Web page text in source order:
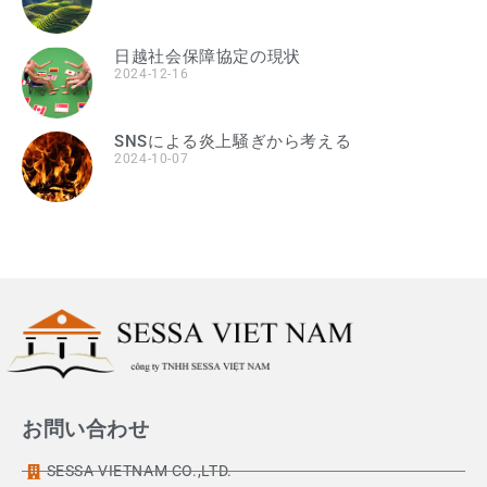
日越社会保障協定の現状
2024-12-16
SNSによる炎上騒ぎから考える
2024-10-07
お問い合わせ
SESSA VIETNAM CO.,LTD.